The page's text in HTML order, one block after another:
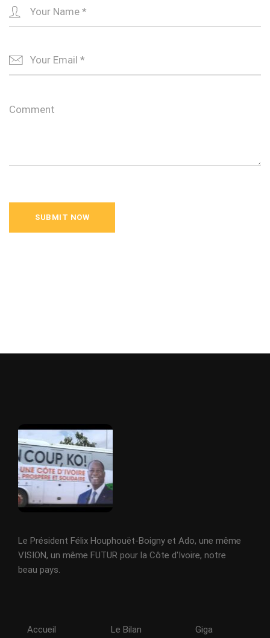
Le Président Félix Houphouët-Boigny et Ado, une même
VISION, un même FUTUR pour la Côte d'Ivoire, notre
beau pays.
Accueil
Le Bilan
Giga